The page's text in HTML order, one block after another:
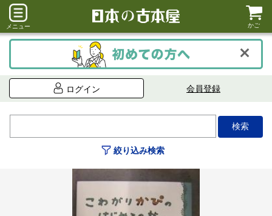
メニュー かご
ログイン 会員登録
絞り込み検索